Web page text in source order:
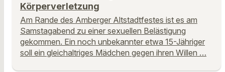
Körperverletzung
Am Rande des Amberger Altstadtfestes ist es am
Samstagabend zu einer sexuellen Belästigung
gekommen. Ein noch unbekannter etwa 15-Jähriger
soll ein gleichaltriges Mädchen gegen ihren Willen …